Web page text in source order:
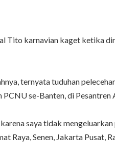
Tito karnavian kaget ketika
ternyata tuduhan
PCNU se-Banten, di
karena saya tidak
Raya, Senen, Jakarta Pusat,